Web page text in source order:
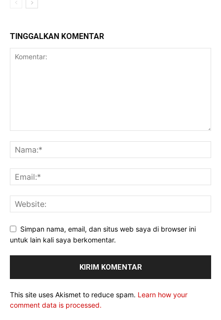
TINGGALKAN KOMENTAR
Simpan nama, email, dan situs web saya di browser ini
untuk lain kali saya berkomentar.
This site uses Akismet to reduce spam. Learn how your
comment data is processed.